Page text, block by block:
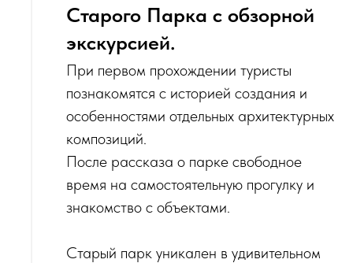
Старого Парка с обзорной
экскурсией.
При первом прохождении туристы
познакомятся с историей создания и
особенностями отдельных архитектурных
композиций.
‌После рассказа о парке свободное
время на самостоятельную прогулку и
знакомство с объектами.
‌Старый парк уникален в удивительном